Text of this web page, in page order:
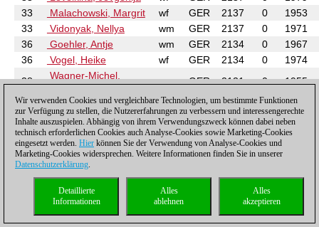
33
Malachowski, Margrit wf GER 2137 0
1953
33
Vidonyak, Nellya wm GER 2137 0
1971
36
Goehler, Antje wm GER 2134 0
1967
36
Vogel, Heike wf GER 2134 0
1974
38
Wagner-Michel,
Annett
wm GER 2131 0
1955
39
Helm, Leonie GER 2129 0
1984
39
Zikeli, Saskia GER 2129 0
1990
41
Jussupow, Nadejda wf GER 2124 0
1970
42
Endress, Anna wf GER 2122 0
1993
43
Umpfenbach, Carolin
Jahn, Constanze wm GER 2118 0
1963
Borriss, Claudia wf 0
Hausmann, Ilka GER 2117 0
1976
Wir verwenden Cookies und vergleichbare Technologien, um bestimmte Funktionen
zur Verfügung zu stellen, die Nutzererfahrungen zu verbessern und interessengerechte
Inhalte auszuspielen. Abhängig von ihrem Verwendungszweck können dabei neben
technisch erforderlichen Cookies auch Analyse-Cookies sowie Marketing-Cookies
eingesetzt werden. Hier können Sie der Verwendung von Analyse-Cookies und
Marketing-Cookies widersprechen. Weitere Informationen finden Sie in unserer
Datenschutzerklärung.
Alles
akzeptieren
Alles
ablehnen
Detaillierte
Informationen